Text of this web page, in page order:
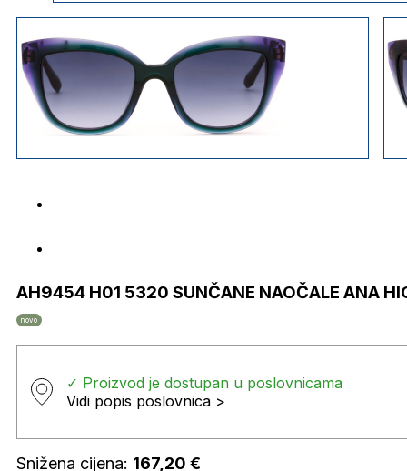
AH9454 H01 5320 SUNČANE NAOČALE ANA
novo
✓ Proizvod je dostupan u poslovnicama
Vidi popis poslovnica >
Snižena cijena: 167,20 €